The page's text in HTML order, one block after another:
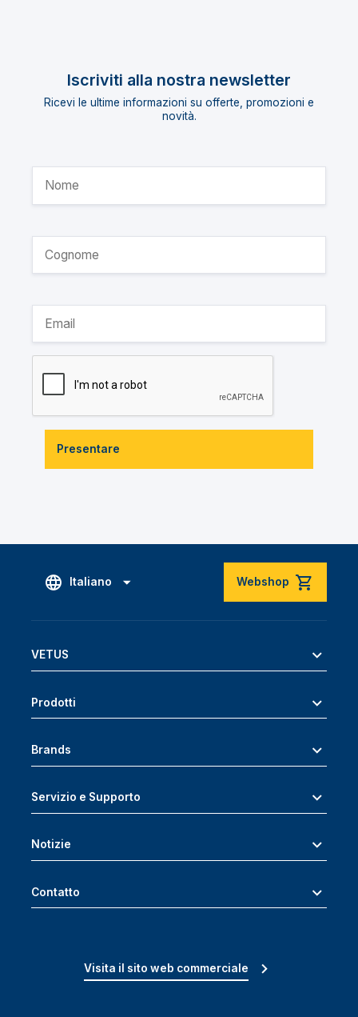
Iscriviti alla nostra newsletter
Ricevi le ultime informazioni su offerte, promozioni e
novità.
Presentare
Italiano Webshop
VETUS
Prodotti
Brands
Servizio e Supporto
Notizie
Contatto
Visita il sito web commerciale